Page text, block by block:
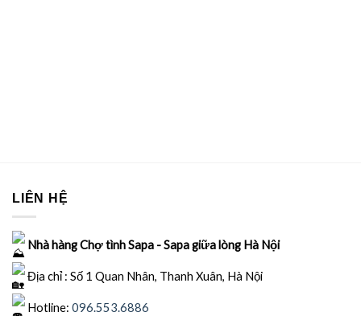
LIÊN HỆ
Nhà hàng Chợ tình Sapa - Sapa giữa lòng Hà Nội
Địa chỉ : Số 1 Quan Nhân, Thanh Xuân, Hà Nội
Hotline: 096.553.6886